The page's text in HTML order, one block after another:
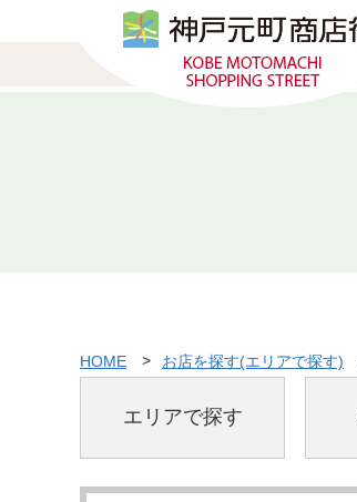
HOME お店を探す(エリアで探す)
エリアで探す